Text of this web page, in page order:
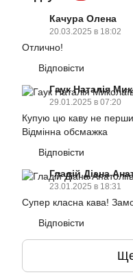
Качура Олена
20.03.2025 в 18:02
Отлично!
Відповісти
Гаук Наталія
29.01.2025 в 07:20
Купую цю каву не
Відмінна обсмажка
Відповісти
Гладій Діана
23.01.2025 в 18:31
Супер класна кава!
Відповісти